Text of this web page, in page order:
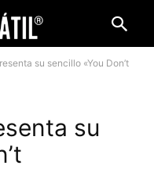
su sencillo «You Don’t
su